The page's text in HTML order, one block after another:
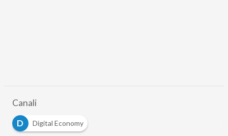
Canali
D
Digital Economy